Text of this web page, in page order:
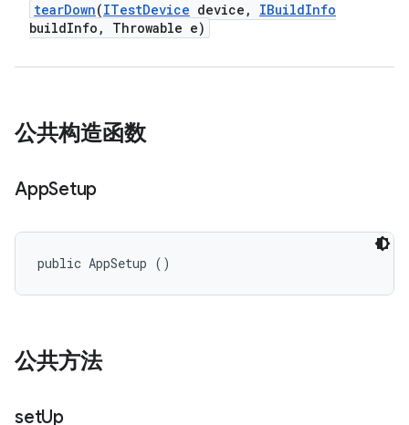
tearDown(ITestDevice device , IBuildInfo
buildInfo , Throwable e)
公共构造函数
AppSetup
public AppSetup ()
公共方法
setUp